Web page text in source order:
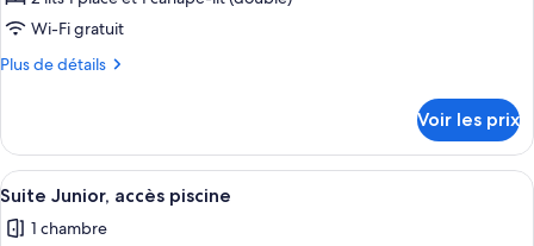
type
chambre :
balcon,
vue
mer
Wi-Fi gratuit
Plus de détails
Plus
le
type
de
Suite
Voir les prix
Afficher
toutes
les
Un hôtel doté de nombreux balcons,
6
Suite Junior, accès piscine
1 chambre